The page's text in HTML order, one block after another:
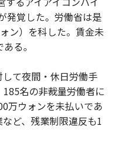
発覚した。労働省は是
ン）を科した。賃金未
る。
て夜間・休日労働手
名の非裁量労働者に
万ウォンを未払いであ
ど、残業制限違反も1